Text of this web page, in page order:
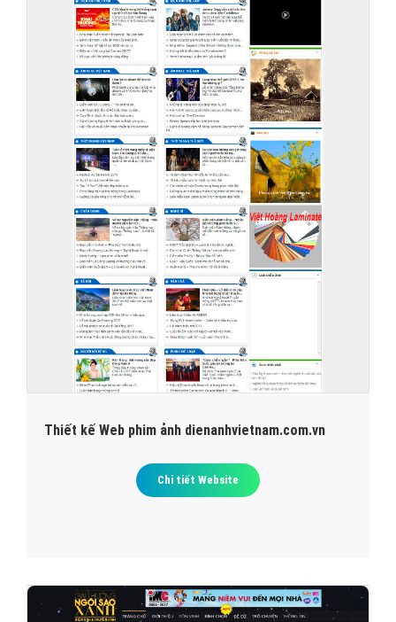
Thiết kế Web phim ảnh dienanhvietnam.com.vn
Chi tiết Website